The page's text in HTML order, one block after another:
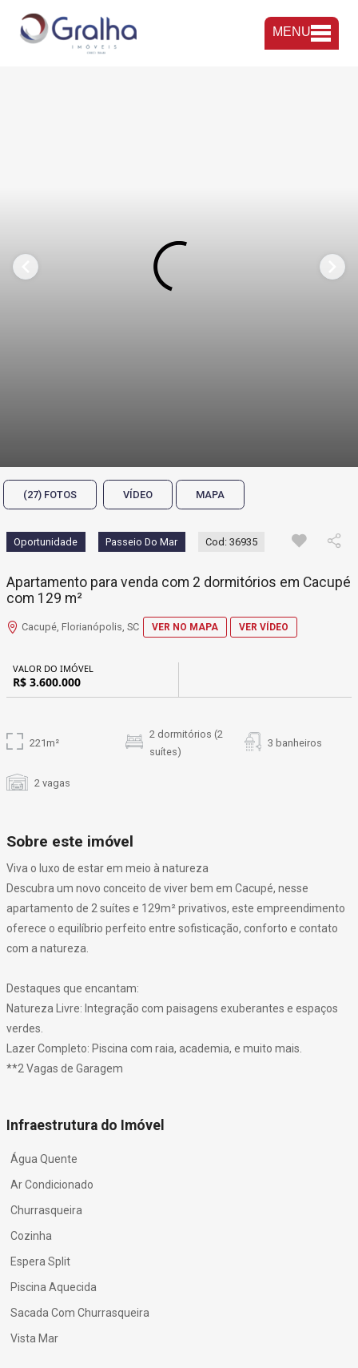
MENU
(27) FOTOS VÍDEO MAPA
Oportunidade Passeio Do Mar Cod: 36935
Apartamento para venda com 2 dormitórios em Cacupé
com 129 m²
Cacupé, Florianópolis, SC VER NO MAPA VER VÍDEO
VALOR DO IMÓVEL
R$ 3.600.000
221m²
2 dormitórios (2
suítes)
3 banheiros
2 vagas
Sobre este imóvel
Viva o luxo de estar em meio à natureza
Descubra um novo conceito de viver bem em Cacupé, nesse
apartamento de 2 suítes e 129m² privativos, este empreendimento
oferece o equilíbrio perfeito entre sofisticação, conforto e contato
com a natureza.
Destaques que encantam:
Natureza Livre: Integração com paisagens exuberantes e espaços
verdes.
Lazer Completo: Piscina com raia, academia, e muito mais.
**2 Vagas de Garagem
Infraestrutura do Imóvel
Água Quente
Ar Condicionado
Churrasqueira
Cozinha
Espera Split
Piscina Aquecida
Sacada Com Churrasqueira
Vista Mar